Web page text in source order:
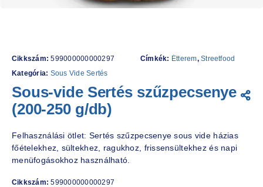
Cikkszám:599000000000297
Kategória: Sous Vide Sertés
Címkék: Étterem,Streetfood
Sous-vide Sertés szűzpecsenye
(200-250 g/db)
Felhasználási ötlet: Sertés szűzpecsenye sous vide házias
főételekhez, sültekhez, ragukhoz, frissensültekhez és napi
menüfogásokhoz használható.
Cikkszám:599000000000297